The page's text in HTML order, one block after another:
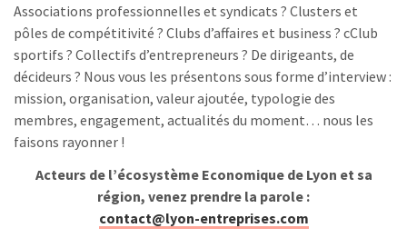
Associations professionnelles et syndicats ? Clusters et
pôles de compétitivité ? Clubs d’affaires et business ? cClub
sportifs ? Collectifs d’entrepreneurs ? De dirigeants, de
décideurs ? Nous vous les présentons sous forme d’interview :
mission, organisation, valeur ajoutée, typologie des
membres, engagement, actualités du moment… nous les
faisons rayonner !
Acteurs de l’écosystème Economique de Lyon et sa
région, venez prendre la parole :
contact@lyon-entreprises.com